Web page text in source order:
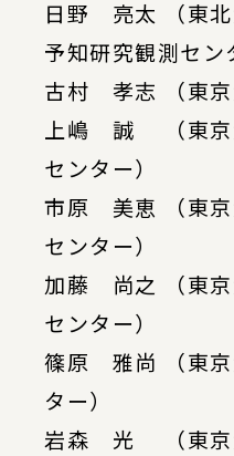
日野 亮太 （東北
予知研究観測セン
古村 孝志 （東京
上嶋 誠 （東京
センター）
市原 美恵 （東京
センター）
加藤 尚之 （東京
センター）
篠原 雅尚 （東京
ター）
岩森 光 （東京